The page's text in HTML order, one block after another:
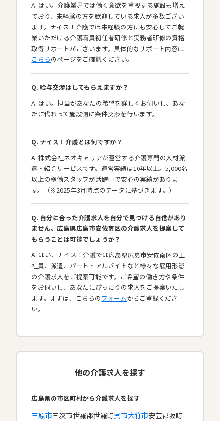
A. はい。介護業界では働く意欲を重視する施設も増え
ており、未経験の方を歓迎している求人が多数ござい
ます。ナイス！介護では未経験の方にも安心してご就
業いただける介護職員初任者研修と実務者研修の資格
取得サポートがございます。具体的なサポート内容は
こちらのページをご確認ください。
Q. 給与交渉はしてもらえますか？
A. はい。担当があなたの希望を詳しくお伺いし、あな
たに代わって施設側に条件交渉を行います。
Q. ナイス！介護とは何ですか？
A. 株式会社ネオキャリアが運営する介護専門の人材派
遣・紹介サービスです。運営実績は10年以上。5,000名
以上の稼働スタッフが活躍中で安心の実績がありま
す。（※2025年3月時点のデータに基づきます。）
Q. 自分に合った介護求人を自分で見つける自信があり
ません。広島県広島市安佐南区の介護求人を提案して
もらうことは可能でしょうか？
A. はい、ナイス！介護では広島県広島市安佐南区の正
社員、派遣、パート・アルバイトなど様々な雇用形態
の介護求人をご提案可能です。ご希望の働き方や条件
をお伺いし、あなたにぴったりの求人をご提案いたし
ます。まずは、こちらのフォームからご登録くださ
い。
他の介護求人を探す
広島県の市区町村から介護求人を探す
三原市三次市世羅郡世羅町呉市大竹市安芸郡坂町